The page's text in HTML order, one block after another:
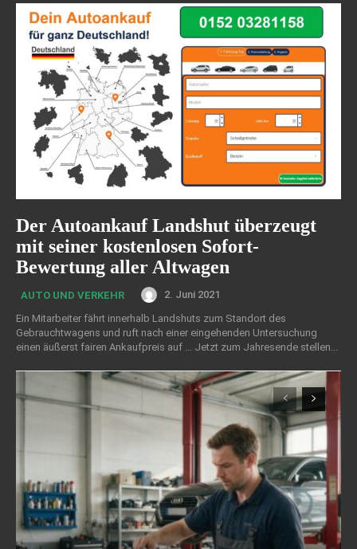
Der Autoankauf Landshut überzeugt
mit seiner kostenlosen Sofort-
Bewertung aller Altwagen
AUTO UND VERKEHR
2. Juni 2021
Ein Mitarbeiter fährt innerhalb Landshuts zum Standort des
Gebrauchtwagens und ruft nach einer eingehenden Untersuchung
einen äußerst fairen Ankaufpreis auf ... Jetzt zum Jahresende stellen...